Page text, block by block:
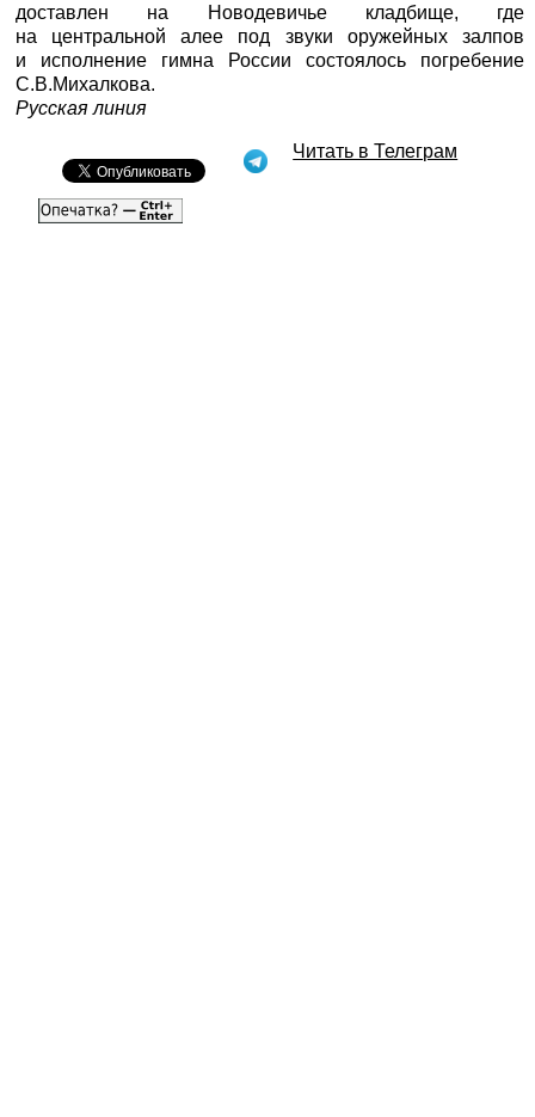
доставлен на Новодевичье кладбище, где
на центральной алее под звуки оружейных залпов
и исполнение гимна России состоялось погребение
С.В.Михалкова.
Русская линия
Читать в Телеграм